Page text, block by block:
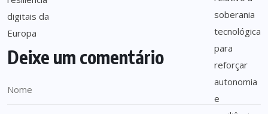
Deixe um comentário